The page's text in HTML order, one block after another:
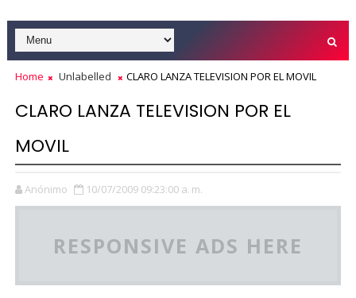
Home Unlabelled CLARO LANZA TELEVISION POR EL MOVIL
CLARO LANZA TELEVISION POR EL
MOVIL
Anónimo 10/07/2009 09:23:00 a. m.
RESPONSIVE ADS HERE